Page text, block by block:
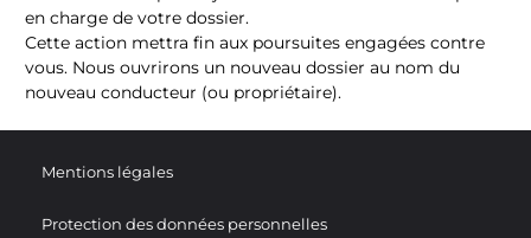
en charge de votre dossier.
Cette action mettra fin aux poursuites engagées contre
vous. Nous ouvrirons un nouveau dossier au nom du
nouveau conducteur (ou propriétaire).
Mentions légales
Protection des données personnelles